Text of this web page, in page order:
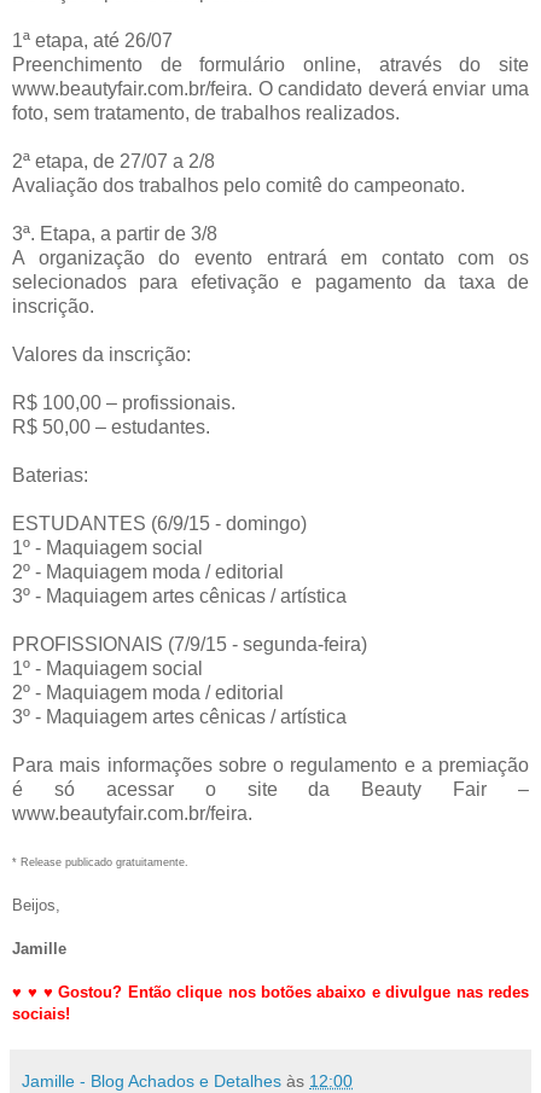
1ª etapa, até 26/07
Preenchimento de formulário online, através do site
www.beautyfair.com.br/feira. O candidato deverá enviar uma
foto, sem tratamento, de trabalhos realizados.
2ª etapa, de 27/07 a 2/8
Avaliação dos trabalhos pelo comitê do campeonato.
3ª. Etapa, a partir de 3/8
A organização do evento entrará em contato com os
selecionados para efetivação e pagamento da taxa de
inscrição.
Valores da inscrição:
R$ 100,00 – profissionais.
R$ 50,00 – estudantes.
Baterias:
ESTUDANTES (6/9/15 - domingo)
1º - Maquiagem social
2º - Maquiagem moda / editorial
3º - Maquiagem artes cênicas / artística
PROFISSIONAIS (7/9/15 - segunda-feira)
1º - Maquiagem social
2º - Maquiagem moda / editorial
3º - Maquiagem artes cênicas / artística
Para mais informações sobre o regulamento e a premiação
é só acessar o site da Beauty Fair –
www.beautyfair.com.br/feira.
* Release publicado gratuitamente.
Beijos,
Jamille
♥ ♥ ♥Gostou? Então clique nos botões abaixo e divulgue nas redes
sociais!
Jamille - Blog Achados e Detalhes às 12:00